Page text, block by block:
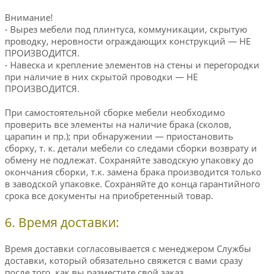
Внимание!
- Вырез мебели под плинтуса, коммуникации, скрытую
проводку, неровности ограждающих конструкций — НЕ
ПРОИЗВОДИТСЯ.
- Навеска и крепление элементов на стены и перегородки
при наличие в них скрытой проводки — НЕ
ПРОИЗВОДИТСЯ.
При самостоятельной сборке мебели необходимо
проверить все элементы на наличие брака (сколов,
царапин и пр.); при обнаружении — приостановить
сборку, т. к. детали мебели со следами сборки возврату и
обмену не подлежат. Сохраняйте заводскую упаковку до
окончания сборки, т.к. замена брака производится только
в заводской упаковке. Сохраняйте до конца гарантийного
срока все документы на приобретенный товар.
6. Время доставки:
Время доставки согласовывается с менеджером Службы
доставки, который обязательно свяжется с вами сразу